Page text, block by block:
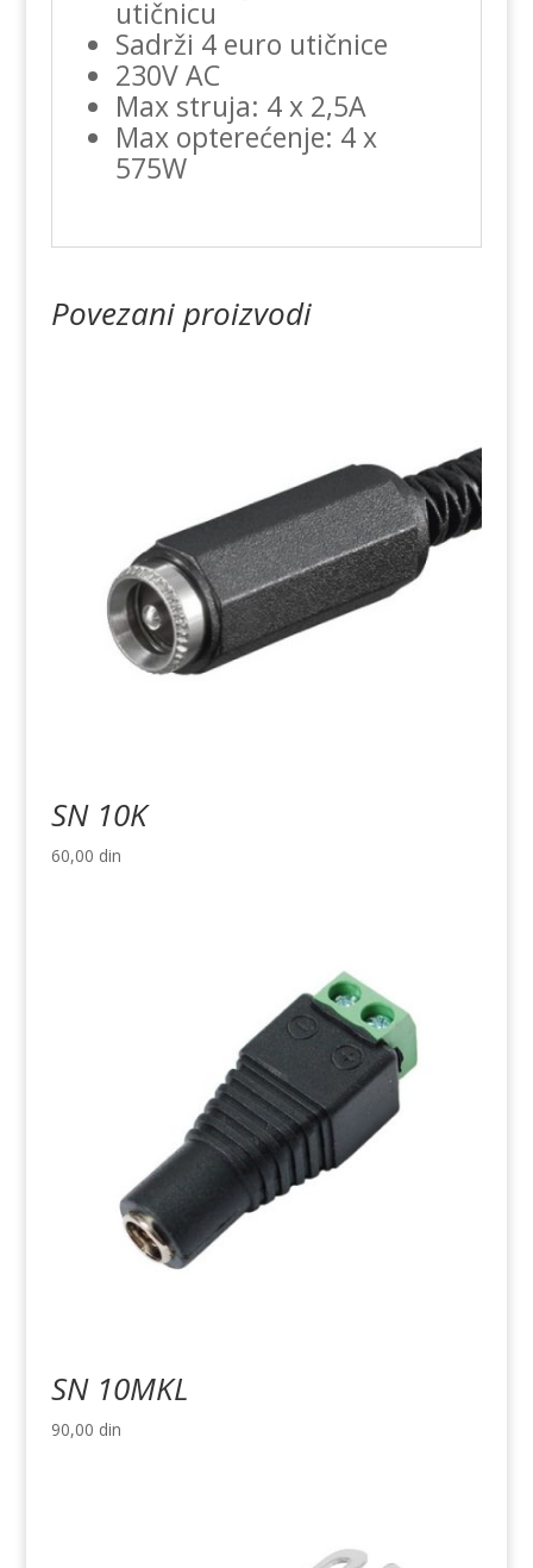
utičnicu
Sadrži 4 euro utičnice
230V AC
Max struja: 4 x 2,5A
Max opterećenje: 4 x
575W
Povezani proizvodi
SN 10K
60,00 din
SN 10MKL
90,00 din